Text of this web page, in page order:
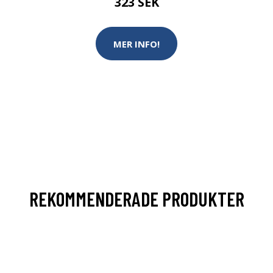
MER INFO!
REKOMMENDERADE PRODUKTER